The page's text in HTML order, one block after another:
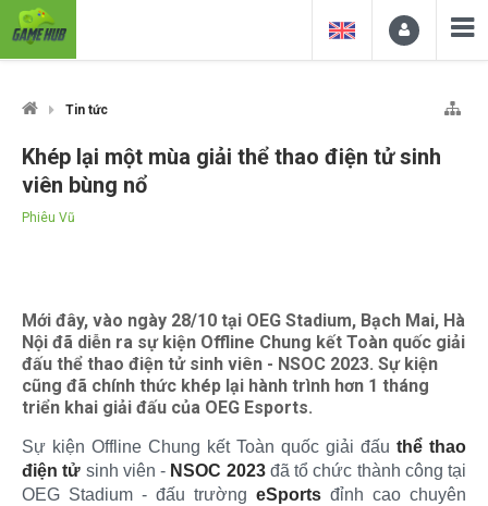
Tin tức
Khép lại một mùa giải thể thao điện tử sinh
viên bùng nổ
Phiêu Vũ
Mới đây, vào ngày 28/10 tại OEG Stadium, Bạch Mai, Hà
Nội đã diễn ra sự kiện Offline Chung kết Toàn quốc giải
đấu thể thao điện tử sinh viên - NSOC 2023. Sự kiện
cũng đã chính thức khép lại hành trình hơn 1 tháng
triển khai giải đấu của OEG Esports.
Sự kiện Offline Chung kết Toàn quốc giải đấu thể thao
điện tử sinh viên - NSOC 2023đã tổ chức thành công tại
OEG Stadium - đấu trường eSports đỉnh cao chuyên